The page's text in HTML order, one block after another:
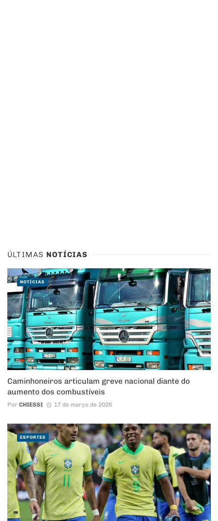
ÚLTIMAS NOTÍCIAS
Caminhoneiros articulam greve nacional diante do
aumento dos combustíveis
Por CHIESSI 17 de março de 2026
NOTÍCIAS
ESPORTES